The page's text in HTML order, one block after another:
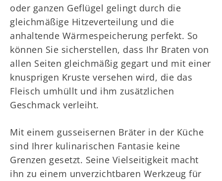
oder ganzen Geflügel gelingt durch die
gleichmäßige Hitzeverteilung und die
anhaltende Wärmespeicherung perfekt. So
können Sie sicherstellen, dass Ihr Braten von
allen Seiten gleichmäßig gegart und mit einer
knusprigen Kruste versehen wird, die das
Fleisch umhüllt und ihm zusätzlichen
Geschmack verleiht.
Mit einem gusseisernen Bräter in der Küche
sind Ihrer kulinarischen Fantasie keine
Grenzen gesetzt. Seine Vielseitigkeit macht
ihn zu einem unverzichtbaren Werkzeug für